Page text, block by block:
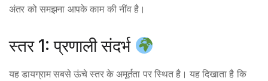
अंतर को समझना आपके काम की नींव है।
स्तर 1: प्रणाली संदर्भ
यह डायग्राम सबसे ऊंचे स्तर के अमूर्तता पर स्थित है। यह दिखाता है कि